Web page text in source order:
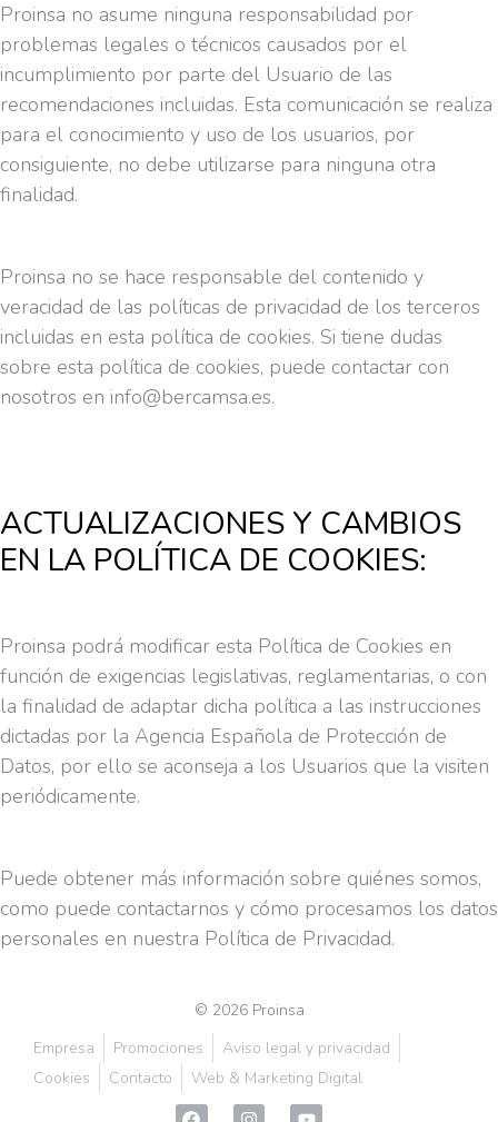
Proinsa no asume ninguna responsabilidad por
problemas legales o técnicos causados por el
incumplimiento por parte del Usuario de las
recomendaciones incluidas. Esta comunicación se realiza
para el conocimiento y uso de los usuarios, por
consiguiente, no debe utilizarse para ninguna otra
finalidad.
Proinsa no se hace responsable del contenido y
veracidad de las políticas de privacidad de los terceros
incluidas en esta política de cookies. Si tiene dudas
sobre esta política de cookies, puede contactar con
nosotros en info@bercamsa.es.
ACTUALIZACIONES Y CAMBIOS
EN LA POLÍTICA DE COOKIES:
Proinsa podrá modificar esta Política de Cookies en
función de exigencias legislativas, reglamentarias, o con
la finalidad de adaptar dicha política a las instrucciones
dictadas por la Agencia Española de Protección de
Datos, por ello se aconseja a los Usuarios que la visiten
periódicamente.
Puede obtener más información sobre quiénes somos,
como puede contactarnos y cómo procesamos los datos
personales en nuestra Política de Privacidad.
© 2026 Proinsa
Empresa
Promociones
Aviso legal y privacidad
Cookies
Contacto Web & Marketing Digital